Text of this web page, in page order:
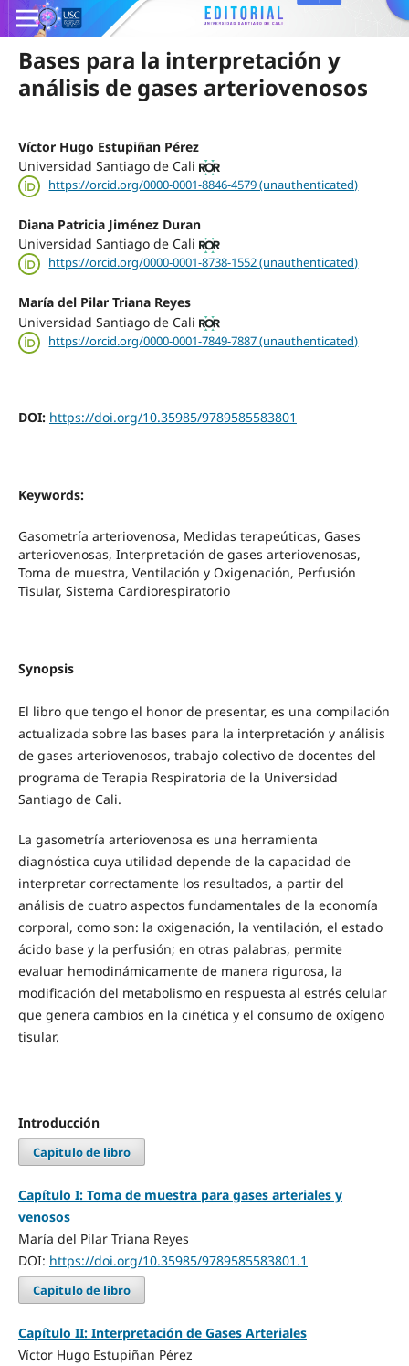
Bases para la interpretación y
análisis de gases arteriovenosos
Víctor Hugo Estupiñan Pérez
Universidad Santiago de Cali
https://orcid.org/0000-0001-8846-4579 (unauthenticated)
Diana Patricia Jiménez Duran
Universidad Santiago de Cali
https://orcid.org/0000-0001-8738-1552 (unauthenticated)
María del Pilar Triana Reyes
Universidad Santiago de Cali
https://orcid.org/0000-0001-7849-7887 (unauthenticated)
DOI: https://doi.org/10.35985/9789585583801
Keywords:
Gasometría arteriovenosa, Medidas terapeúticas, Gases
arteriovenosas, Interpretación de gases arteriovenosas,
Toma de muestra, Ventilación y Oxigenación, Perfusión
Tisular, Sistema Cardiorespiratorio
Synopsis
El libro que tengo el honor de presentar, es una compilación
actualizada sobre las bases para la interpretación y análisis
de gases arteriovenosos, trabajo colectivo de docentes del
programa de Terapia Respiratoria de la Universidad
Santiago de Cali.
La gasometría arteriovenosa es una herramienta
diagnóstica cuya utilidad depende de la capacidad de
interpretar correctamente los resultados, a partir del
análisis de cuatro aspectos fundamentales de la economía
corporal, como son: la oxigenación, la ventilación, el estado
ácido base y la perfusión; en otras palabras, permite
evaluar hemodinámicamente de manera rigurosa, la
modificación del metabolismo en respuesta al estrés celular
que genera cambios en la cinética y el consumo de oxígeno
tisular.
Introducción
Capitulo de libro
Capítulo I: Toma de muestra para gases arteriales y
venosos
María del Pilar Triana Reyes
DOI: https://doi.org/10.35985/9789585583801.1
Capitulo de libro
Capítulo II: Interpretación de Gases Arteriales
Víctor Hugo Estupiñan Pérez